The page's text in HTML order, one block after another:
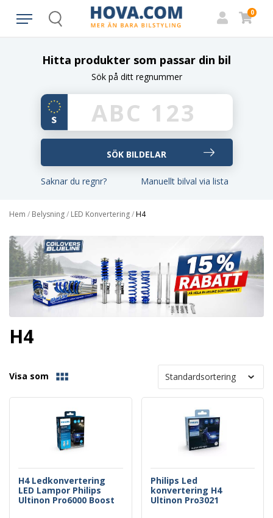
Search
0
Hitta produkter som passar din bil
Sök på ditt regnummer
Saknar du regnr? Manuellt bilval via lista
Hem / Belysning/ LED Konvertering/H4
H4
Visa som
H4 Ledkonvertering
LED Lampor Philips
Ultinon Pro6000 Boost
Philips Led
konvertering H4
Ultinon Pro3021